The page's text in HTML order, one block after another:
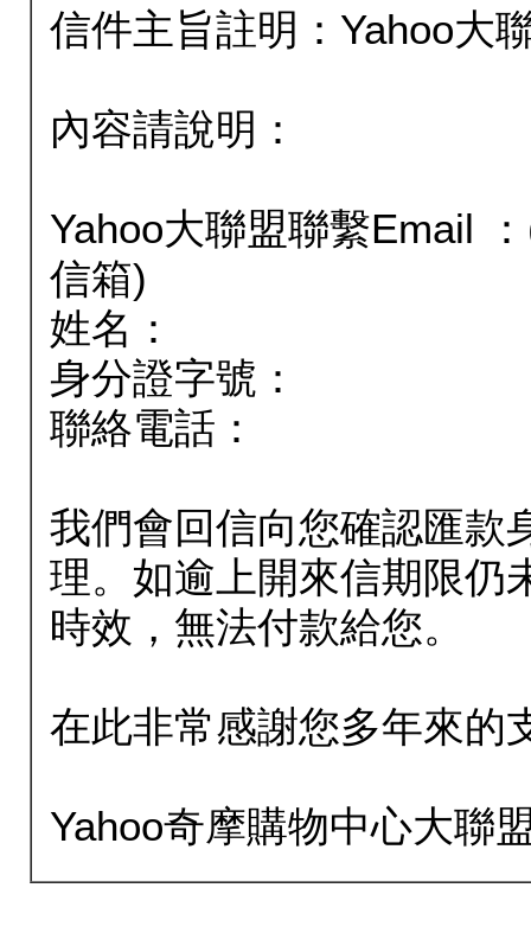
信件主旨註明：Yahoo大
內容請說明：
Yahoo大聯盟聯繫Email
信箱)
姓名：
身分證字號：
聯絡電話：
我們會回信向您確認匯款
理。如逾上開來信期限仍
時效，無法付款給您。
在此非常感謝您多年來的
Yahoo奇摩購物中心大